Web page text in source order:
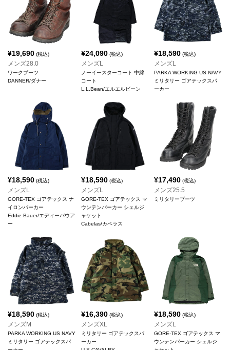
¥19,690 (税込)
メンズ28.0
ワークブーツ
DANNER/ダナー
¥24,090(税込)
メンズL
ノーイースターコート 中綿
コート
L.L.Bean/エルエルビーン
¥18,590 (税込)
メンズL
PARKA WORKING US NAVY
ミリタリー ゴアテックスパ
ーカー
¥18,590 (税込)
メンズL
GORE-TEX ゴアテックス ナ
イロンパーカー
Eddie Bauer/エディーバウア
ー
¥18,590(税込)
メンズL
GORE-TEX ゴアテックス マ
ウンテンパーカー シェルジ
ャケット
Cabelas/カベラス
¥17,490 (税込)
メンズ25.5
ミリタリーブーツ
¥18,590 (税込)
メンズM
PARKA WORKING US NAVY
ミリタリー ゴアテックスパ
¥16,390(税込)
メンズXL
ミリタリー ゴアテックスパ
ーカー
¥18,590 (税込)
メンズL
GORE-TEX ゴアテックス マ
ウンテンパーカー シェルジ